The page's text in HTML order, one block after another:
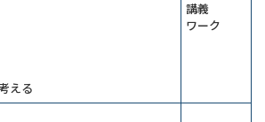
える
講義
ワーク